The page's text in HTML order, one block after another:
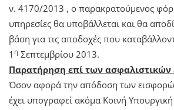
ν. 4170/2013 , ο παρακρατούμενος
υπηρεσίες θα υποβάλλεται και θα
βάση για τις αποδοχές που
1 η Σεπτεμβρίου 2013.
Παρατήρηση επί των ασφαλιστικών
Όσον αφορά την απόδοση των
έχει υπογραφεί ακόμα Κοινή